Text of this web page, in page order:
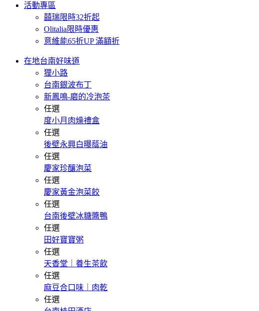
活動專區
囍瑞限時32折起
Olitalia限時優惠
意維能65折UP 滿額折
在地台南好味道
狸小路
台南銀波布丁
新鳳鳴-磨的冷泡茶
任選
度小月肉燥禮盒
任選
後壁永興白曝蔭油
任選
慶家珍釀泡菜
任選
慶家黃金泡菜餃
任選
台南後壁冰糖醬鴨
任選
田好寶寶粥
任選
天香堂｜養生茶飲
任選
麻豆合口味｜肉乾
任選